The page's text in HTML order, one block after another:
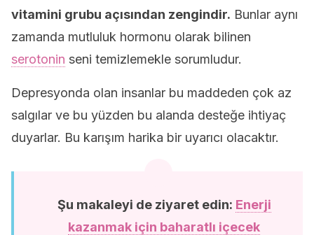
vitamini grubu açısından zengindir. Bunlar aynı
zamanda mutluluk hormonu olarak bilinen
serotonin seni temizlemekle sorumludur.
Depresyonda olan insanlar bu maddeden çok az
salgılar ve bu yüzden bu alanda desteğe ihtiyaç
duyarlar. Bu karışım harika bir uyarıcı olacaktır.
Şu makaleyi de ziyaret edin: Enerji
kazanmak için baharatlı içecek